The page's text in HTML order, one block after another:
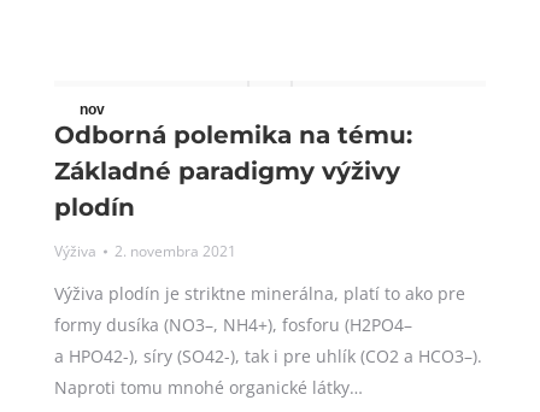
nov
2
2021
Odborná polemika na tému:
Základné paradigmy výživy
plodín
Výživa 2. novembra 2021
Výživa plodín je striktne minerálna, platí to ako pre
formy dusíka (NO3–, NH4+), fosforu (H2PO4–
a HPO42-), síry (SO42-), tak i pre uhlík (CO2 a HCO3–).
Naproti tomu mnohé organické látky…